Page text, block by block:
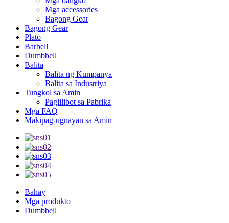
Mga accessories
Bagong Gear
Bagong Gear
Plato
Barbell
Dumbbell
Balita
Balita ng Kumpanya
Balita sa Industriya
Tungkol sa Amin
Paglilibot sa Pabrika
Mga FAQ
Makipag-ugnayan sa Amin
Bahay
Mga produkto
Dumbbell